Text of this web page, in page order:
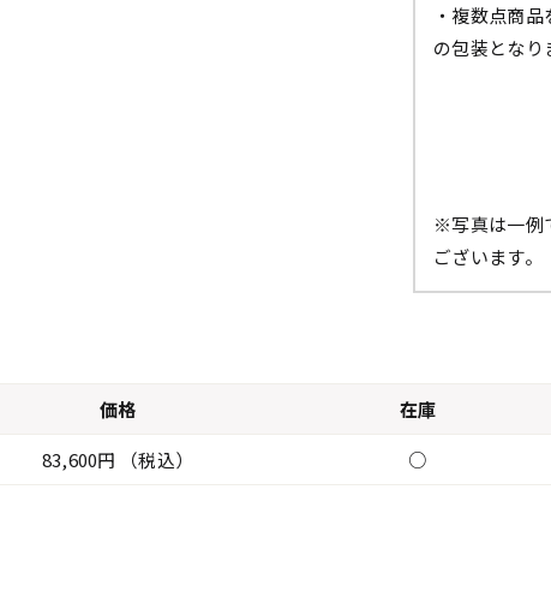
・複数点商
の包装となり
※写真は一例
ございます。
価格 在庫
83,600円 （税込）
○